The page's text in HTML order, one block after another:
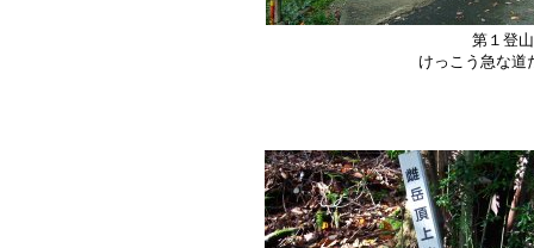
第１登
けっこう急な道